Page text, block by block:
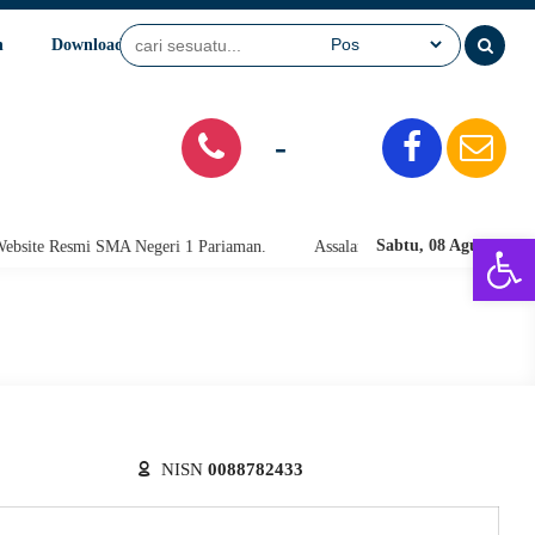
Download Video
-
Sabtu, 08 Agu 2026
Resmi SMA Negeri 1 Pariaman. Assalamu'alaikum warahmatullahi
NISN 0088782433